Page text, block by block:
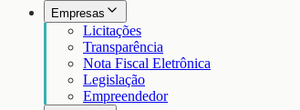
Empresas
Licitações
Transparência
Nota Fiscal Eletrônica
Legislação
Empreendedor